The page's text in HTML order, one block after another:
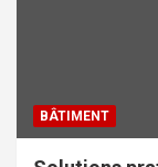
BÂTIMENT